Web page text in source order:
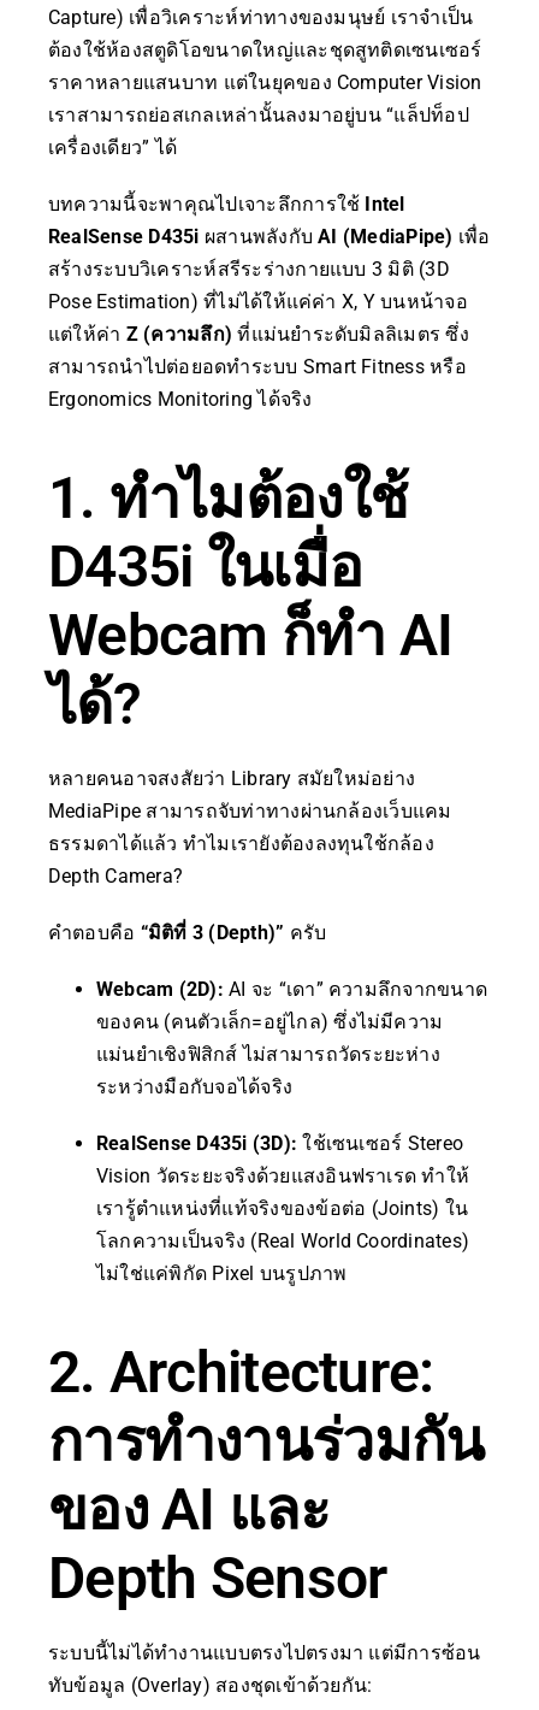
Capture) เพื่อวิเคราะห์ท่าทางของมนุษย์ เราจำเป็น
ต้องใช้ห้องสตูดิโอขนาดใหญ่และชุดสูทติดเซนเซอร์
ราคาหลายแสนบาท แต่ในยุคของ Computer Vision
เราสามารถย่อสเกลเหล่านั้นลงมาอยู่บน “แล็ปท็อป
เครื่องเดียว” ได้
บทความนี้จะพาคุณไปเจาะลึกการใช้ Intel
RealSense D435i ผสานพลังกับAI (MediaPipe) เพื่อ
สร้างระบบวิเคราะห์สรีระร่างกายแบบ 3 มิติ (3D
Pose Estimation) ที่ไม่ได้ให้แค่ค่า X, Y บนหน้าจอ
แต่ให้ค่า Z (ความลึก) ที่แม่นยำระดับมิลลิเมตร ซึ่ง
สามารถนำไปต่อยอดทำระบบ Smart Fitness หรือ
Ergonomics Monitoring ได้จริง
1. ทำไมต้องใช้
D435i ในเมื่อ
Webcam ก็ทำ AI
ได้?
หลายคนอาจสงสัยว่า Library สมัยใหม่อย่าง
MediaPipe สามารถจับท่าทางผ่านกล้องเว็บแคม
ธรรมดาได้แล้ว ทำไมเรายังต้องลงทุนใช้กล้อง
Depth Camera?
คำตอบคือ “มิติที่ 3 (Depth)” ครับ
Webcam (2D): AI จะ “เดา” ความลึกจากขนาด
ของคน (คนตัวเล็ก=อยู่ไกล) ซึ่งไม่มีความ
แม่นยำเชิงฟิสิกส์ ไม่สามารถวัดระยะห่าง
ระหว่างมือกับจอได้จริง
RealSense D435i (3D): ใช้เซนเซอร์ Stereo
Vision วัดระยะจริงด้วยแสงอินฟราเรด ทำให้
เรารู้ตำแหน่งที่แท้จริงของข้อต่อ (Joints) ใน
โลกความเป็นจริง (Real World Coordinates)
ไม่ใช่แค่พิกัด Pixel บนรูปภาพ
2. Architecture:
การทำงานร่วมกัน
ของ AI และ
Depth Sensor
ระบบนี้ไม่ได้ทำงานแบบตรงไปตรงมา แต่มีการซ้อน
ทับข้อมูล (Overlay) สองชุดเข้าด้วยกัน: